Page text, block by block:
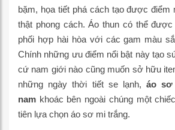
bặm, họa tiết phá cách tạo được điểm
thật phong cách. Áo thun có thể
phối hợp hài hòa với các gam màu
Chính những ưu điểm nổi bật này tạo
cứ nam giới nào cũng muốn sở hữu
những ngày thời tiết se lạnh,áo
nam khoác bên ngoài chúng một
tiên lựa chọn áo sơ mi trắng.